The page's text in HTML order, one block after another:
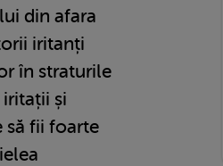
din afara
iritanți
în straturile
și
să fii foarte